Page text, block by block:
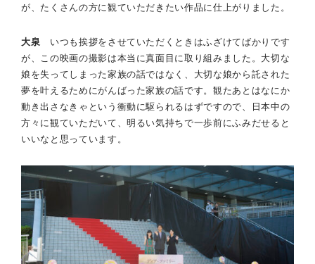
が、たくさんの方に観ていただきたい作品に仕上がりました。
大泉 いつも挨拶をさせていただくときはふざけてばかりです
が、この映画の撮影は本当に真面目に取り組みました。大切な
娘を失ってしまった家族の話ではなく、大切な娘から託された
夢を叶えるためにがんばった家族の話です。観たあとはなにか
動き出さなきゃという衝動に駆られるはずですので、日本中の
方々に観ていただいて、明るい気持ちで一歩前にふみだせると
いいなと思っています。